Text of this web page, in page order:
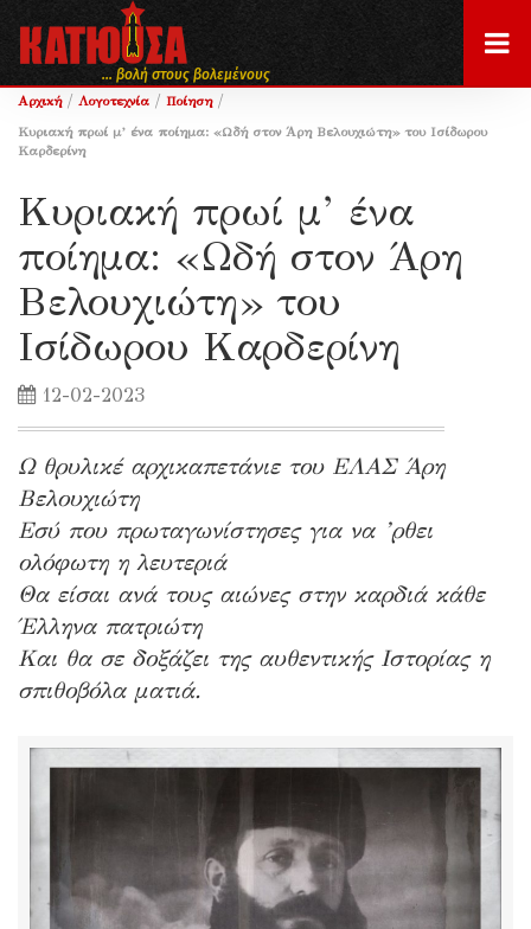
... βολή στους βολεμένους
Αρχική / Λογοτεχνία / Ποίηση /
Κυριακή πρωί μ’ ένα ποίημα: «Ωδή στον Άρη Βελουχιώτη» του Ισίδωρου
Καρδερίνη
Κυριακή πρωί μ’ ένα
ποίημα: «Ωδή στον Άρη
Βελουχιώτη» του
Ισίδωρου Καρδερίνη
12-02-2023
Ω θρυλικέ αρχικαπετάνιε του ΕΛΑΣ Άρη
Βελουχιώτη
Εσύ που πρωταγωνίστησες για να ’ρθει
ολόφωτη η λευτεριά
Θα είσαι ανά τους αιώνες στην καρδιά κάθε
Έλληνα πατριώτη
Και θα σε δοξάζει της αυθεντικής Ιστορίας η
σπιθοβόλα ματιά.